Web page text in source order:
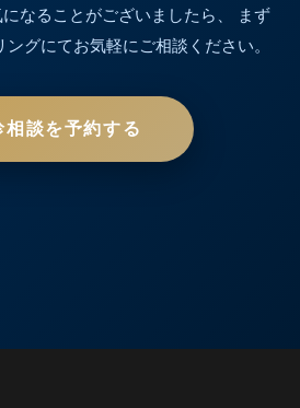
なることがございましたら、
まず
グにてお気軽にご相談ください。
相談を予約する